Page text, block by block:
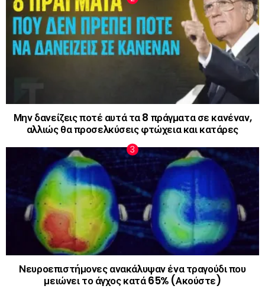
Μην δανείζεις ποτέ αυτά τα 8 πράγματα σε κανέναν,
αλλιώς θα προσελκύσεις φτώχεια και κατάρες
Νευροεπιστήμονες ανακάλυψαν ένα τραγούδι που
μειώνει το άγχος κατά 65% (Ακούστε)